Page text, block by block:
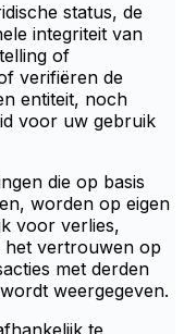
status, de
integriteit van
of
verifiëren de
entiteit, noch
voor uw gebruik
die op basis
worden op eigen
voor verlies,
het vertrouwen op
met derden
weergegeven.